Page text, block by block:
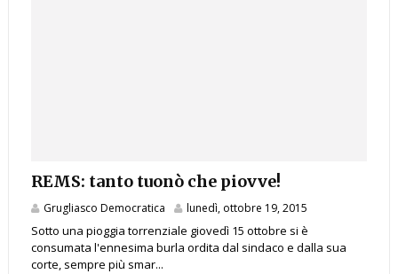
REMS: tanto tuonò che piovve!
Grugliasco Democratica lunedì, ottobre 19, 2015
Sotto una pioggia torrenziale giovedì 15 ottobre si è
consumata l'ennesima burla ordita dal sindaco e dalla sua
corte, sempre più smar...